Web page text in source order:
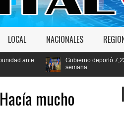
LOCAL NACIONALES
Gobierno deportó 7,237 extranjeros en
mucho